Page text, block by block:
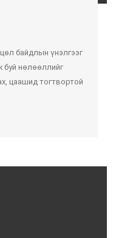
байдлын үнэлгээг
буй нөлөөллийг
цаашид тогтвортой